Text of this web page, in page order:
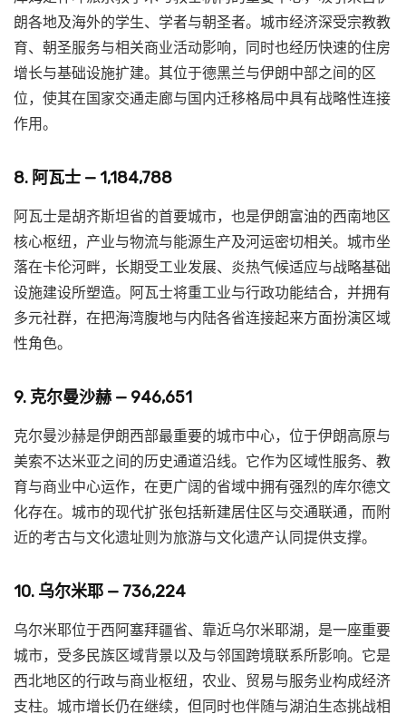
朗各地及海外的学生、学者与朝圣者。城市经济深受宗教教
育、朝圣服务与相关商业活动影响，同时也经历快速的住房
增长与基础设施扩建。其位于德黑兰与伊朗中部之间的区
位，使其在国家交通走廊与国内迁移格局中具有战略性连接
作用。
8. 阿瓦士 — 1,184,788
阿瓦士是胡齐斯坦省的首要城市，也是伊朗富油的西南地区
核心枢纽，产业与物流与能源生产及河运密切相关。城市坐
落在卡伦河畔，长期受工业发展、炎热气候适应与战略基础
设施建设所塑造。阿瓦士将重工业与行政功能结合，并拥有
多元社群，在把海湾腹地与内陆各省连接起来方面扮演区域
性角色。
9. 克尔曼沙赫 — 946,651
克尔曼沙赫是伊朗西部最重要的城市中心，位于伊朗高原与
美索不达米亚之间的历史通道沿线。它作为区域性服务、教
育与商业中心运作，在更广阔的省域中拥有强烈的库尔德文
化存在。城市的现代扩张包括新建居住区与交通联通，而附
近的考古与文化遗址则为旅游与文化遗产认同提供支撑。
10. 乌尔米耶 — 736,224
乌尔米耶位于西阿塞拜疆省、靠近乌尔米耶湖，是一座重要
城市，受多民族区域背景以及与邻国跨境联系所影响。它是
西北地区的行政与商业枢纽，农业、贸易与服务业构成经济
支柱。城市增长仍在继续，但同时也伴随与湖泊生态挑战相